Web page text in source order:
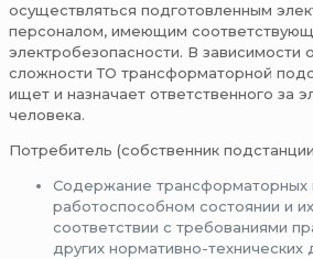
осуществляться подготовленным
персоналом, имеющим
электробезопасности. В зависимости
сложности ТО трансформаторной
ищет и назначает ответственного за
человека.
Потребитель (собственник
Содержание трансформаторных
работоспособном состоянии и
соответствии с требованиями
других нормативно-технических